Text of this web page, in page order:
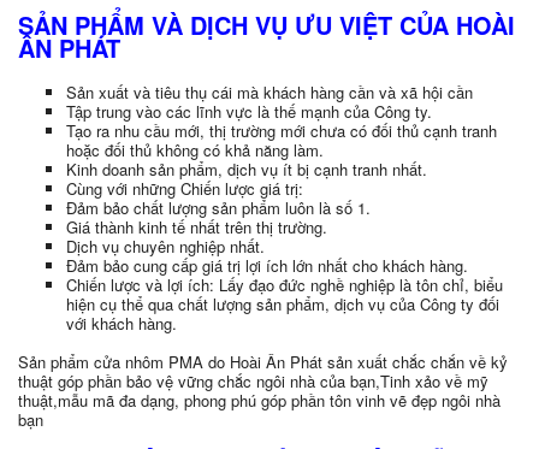
SẢN PHẨM VÀ DỊCH VỤ ƯU VIỆT CỦA HOÀI
ÂN PHÁT
Sản xuất và tiêu thụ cái mà khách hàng cần và xã hội cần
Tập trung vào các lĩnh vực là thế mạnh của Công ty.
Tạo ra nhu cầu mới, thị trường mới chưa có đối thủ cạnh tranh
hoặc đối thủ không có khả năng làm.
Kinh doanh sản phẩm, dịch vụ ít bị cạnh tranh nhất.
Cùng với những Chiến lược giá trị:
Đảm bảo chất lượng sản phẩm luôn là số 1.
Giá thành kinh tế nhất trên thị trường.
Dịch vụ chuyên nghiệp nhất.
Đảm bảo cung cấp giá trị lợi ích lớn nhất cho khách hàng.
Chiến lược và lợi ích: Lấy đạo đức nghề nghiệp là tôn chỉ, biểu
hiện cụ thể qua chất lượng sản phẩm, dịch vụ của Công ty đối
với khách hàng.
Sản phẩm cửa nhôm PMA do Hoài Ân Phát sản xuất chắc chắn về kỷ
thuật góp phần bảo vệ vững chắc ngôi nhà của bạn,Tinh xảo về mỹ
thuật,mẫu mã đa dạng, phong phú góp phần tôn vinh vẽ đẹp ngôi nhà
bạn